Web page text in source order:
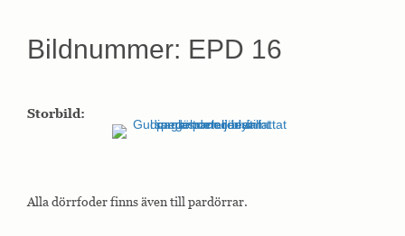
Bildnummer: EPD 16
Storbild:
Alla dörrfoder finns även till pardörrar.